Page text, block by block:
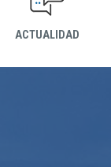
ACTUALIDAD